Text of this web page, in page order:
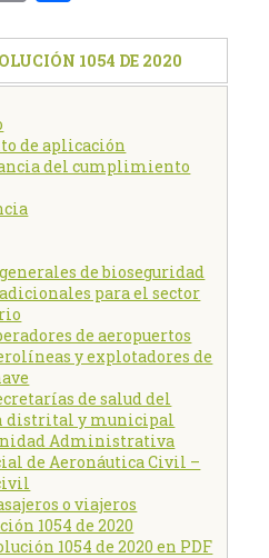
1054 DE 2020
de aplicación
del cumplimiento
de bioseguridad
para el sector
de aeropuertos
y explotadores de
de salud del
distrital y municipal
Administrativa
de Aeronáutica Civil –
o viajeros
1054 de 2020
1054 de 2020 en PDF